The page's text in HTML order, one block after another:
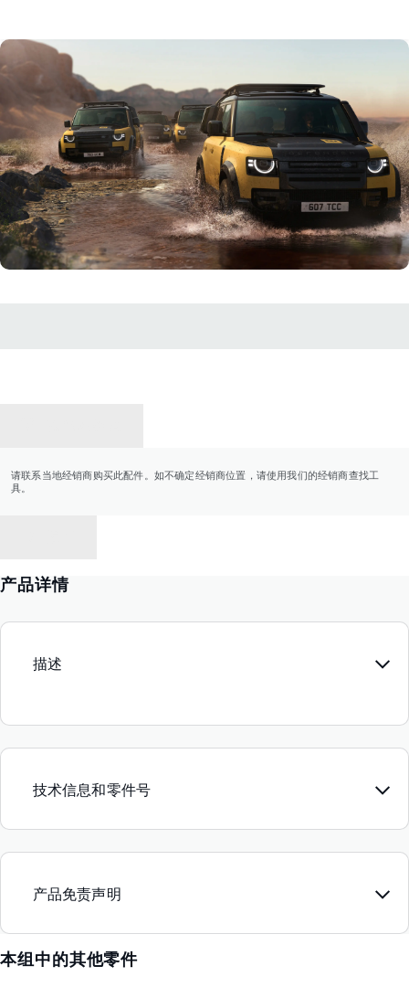
请联系当地经销商购买此配件。如不确定经销商位置，请使用我们的经销商查找工
具。
产品详情
描述
技术信息和零件号
产品免责声明
本组中的其他零件